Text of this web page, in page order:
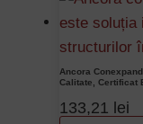
Ancora
Calitate, Certificat
133,21 lei